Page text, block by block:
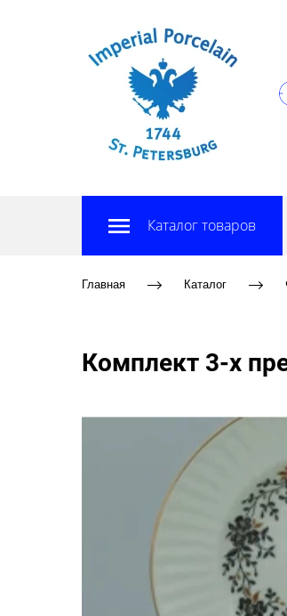
Каталог товаров
Главная Каталог
Комплект 3-х